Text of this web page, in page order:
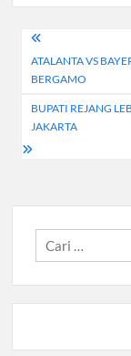
Navigasi
pos
ATALANTA VS
BERGAMO
BUPATI REJANG
JAKARTA